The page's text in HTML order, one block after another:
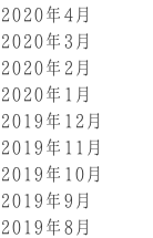
2020年4月
2020年3月
2020年2月
2020年1月
2019年12月
2019年11月
2019年10月
2019年9月
2019年8月